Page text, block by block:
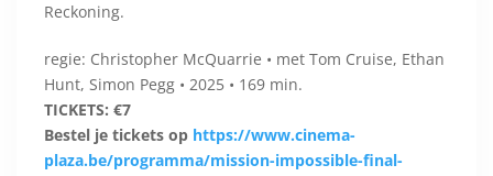
Reckoning.
regie: Christopher McQuarrie • met Tom Cruise, Ethan
Hunt, Simon Pegg • 2025 • 169 min.
TICKETS: €7
Bestel je tickets op https://www.cinema-
plaza.be/programma/mission-impossible-final-